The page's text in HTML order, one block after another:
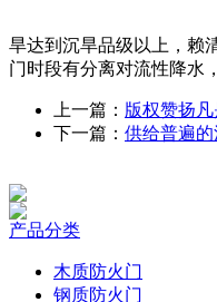
旱达到沉旱品级以上，赖
门时段有分离对流性降水
上一篇： 版权赞扬
下一篇： 供给普遍
产品分类
木质防火门
钢质防火门